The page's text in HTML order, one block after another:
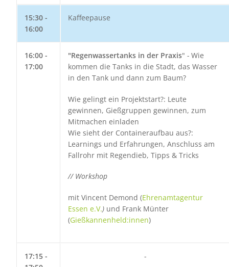
15:30 -
16:00
Kaffeepause
16:00 -
17:00
"Regenwassertanks in der Praxis" - Wie
kommen die Tanks in die Stadt, das Wasser
in den Tank und dann zum Baum?
Wie gelingt ein Projektstart?: Leute
gewinnen, Gießgruppen gewinnen, zum
Mitmachen einladen
Wie sieht der Containeraufbau aus?:
Learnings und Erfahrungen, Anschluss am
Fallrohr mit Regendieb, Tipps & Tricks
// Workshop
mit Vincent Demond (Ehrenamtagentur
Essen e.V.) und Frank Münter
(Gießkannenheld:innen)
17:15 -
-